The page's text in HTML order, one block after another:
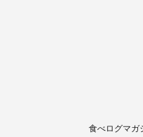
食べログマガ